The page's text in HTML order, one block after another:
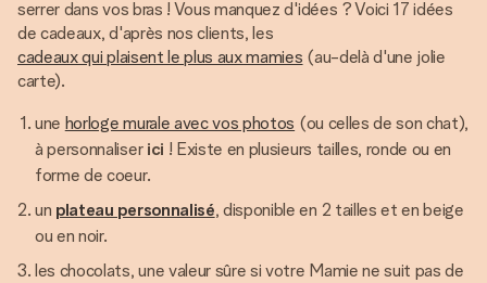
serrer dans vos bras ! Vous manquez d'idées ? Voici 17 idées
de cadeaux, d'après nos clients, les
cadeaux qui plaisent le plus aux mamies (au-delà d'une jolie
carte).
une horloge murale avec vos photos (ou celles de son chat),
à personnaliser ici ! Existe en plusieurs tailles, ronde ou en
forme de coeur.
un plateau personnalisé, disponible en 2 tailles et en beige
ou en noir.
les chocolats, une valeur sûre si votre Mamie ne suit pas de